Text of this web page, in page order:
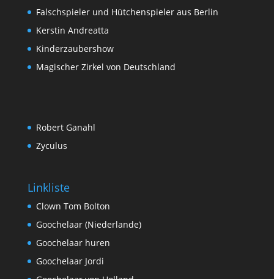
Falschspieler und Hütchenspieler aus Berlin
Kerstin Andreatta
Kinderzaubershow
Magischer Zirkel von Deutschland
Robert Ganahl
Zyculus
Linkliste
Clown Tom Bolton
Goochelaar (Niederlande)
Goochelaar huren
Goochelaar Jordi